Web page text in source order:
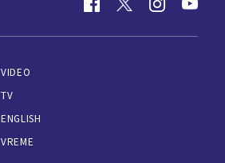
VIDEO
TV
ENGLISH
VREME